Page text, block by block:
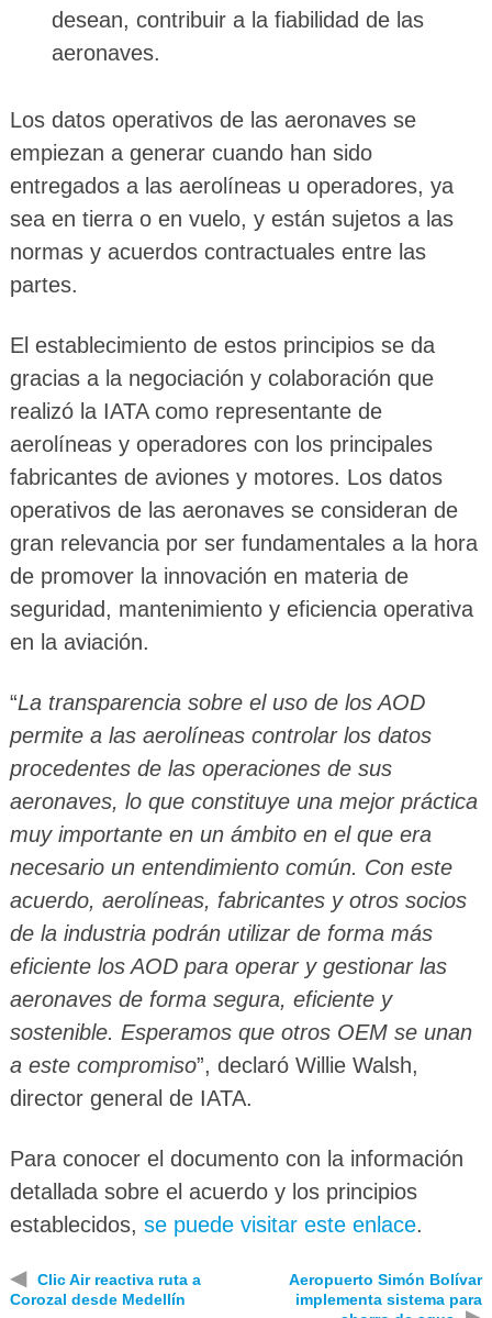
desean, contribuir a la fiabilidad de las
aeronaves.
Los datos operativos de las aeronaves se
empiezan a generar cuando han sido
entregados a las aerolíneas u operadores, ya
sea en tierra o en vuelo, y están sujetos a las
normas y acuerdos contractuales entre las
partes.
El establecimiento de estos principios se da
gracias a la negociación y colaboración que
realizó la IATA como representante de
aerolíneas y operadores con los principales
fabricantes de aviones y motores. Los datos
operativos de las aeronaves se consideran de
gran relevancia por ser fundamentales a la hora
de promover la innovación en materia de
seguridad, mantenimiento y eficiencia operativa
en la aviación.
“La transparencia sobre el uso de los AOD
permite a las aerolíneas controlar los datos
procedentes de las operaciones de sus
aeronaves, lo que constituye una mejor práctica
muy importante en un ámbito en el que era
necesario un entendimiento común. Con este
acuerdo, aerolíneas, fabricantes y otros socios
de la industria podrán utilizar de forma más
eficiente los AOD para operar y gestionar las
aeronaves de forma segura, eficiente y
sostenible. Esperamos que otros OEM se unan
a este compromiso”, declaró Willie Walsh,
director general de IATA.
Para conocer el documento con la información
detallada sobre el acuerdo y los principios
establecidos, se puede visitar este enlace.
◀
Clic Air reactiva ruta a
Corozal desde Medellín
Aeropuerto Simón Bolívar
implementa sistema para